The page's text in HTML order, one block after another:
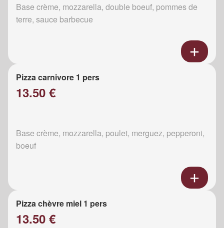
Base crème, mozzarella, double boeuf, pommes de
terre, sauce barbecue
Pizza carnivore 1 pers
13.50 €
Base crème, mozzarella, poulet, merguez, pepperoni,
boeuf
Pizza chèvre miel 1 pers
13.50 €